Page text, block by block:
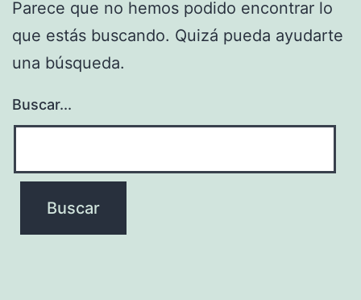
Parece que no hemos podido encontrar lo
que estás buscando. Quizá pueda ayudarte
una búsqueda.
Buscar...